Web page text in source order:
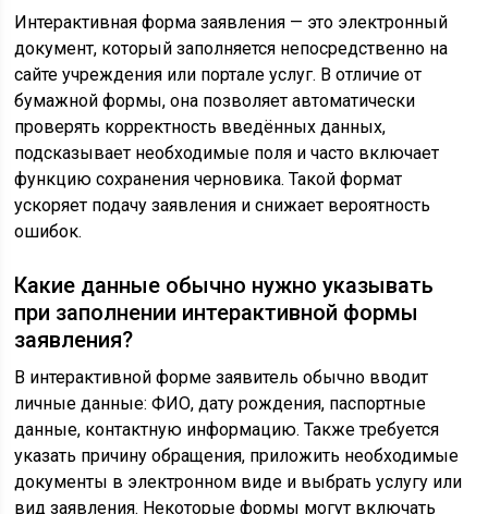
Интерактивная форма заявления — это электронный
документ, который заполняется непосредственно на
сайте учреждения или портале услуг. В отличие от
бумажной формы, она позволяет автоматически
проверять корректность введённых данных,
подсказывает необходимые поля и часто включает
функцию сохранения черновика. Такой формат
ускоряет подачу заявления и снижает вероятность
ошибок.
Какие данные обычно нужно указывать
при заполнении интерактивной формы
заявления?
В интерактивной форме заявитель обычно вводит
личные данные: ФИО, дату рождения, паспортные
данные, контактную информацию. Также требуется
указать причину обращения, приложить необходимые
документы в электронном виде и выбрать услугу или
вид заявления. Некоторые формы могут включать